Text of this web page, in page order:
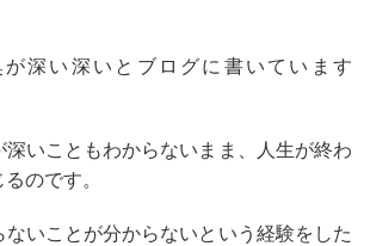
が深い深いとブログに書いています
いこともわからないまま、人生が終わ
のです。
ないことが分からないという経験をした